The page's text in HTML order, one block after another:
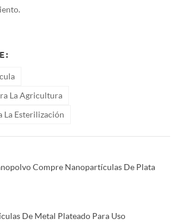
:
La Agricultura
La Esterilización
Compre Nanopartículas De Plata
De Metal Plateado Para Uso